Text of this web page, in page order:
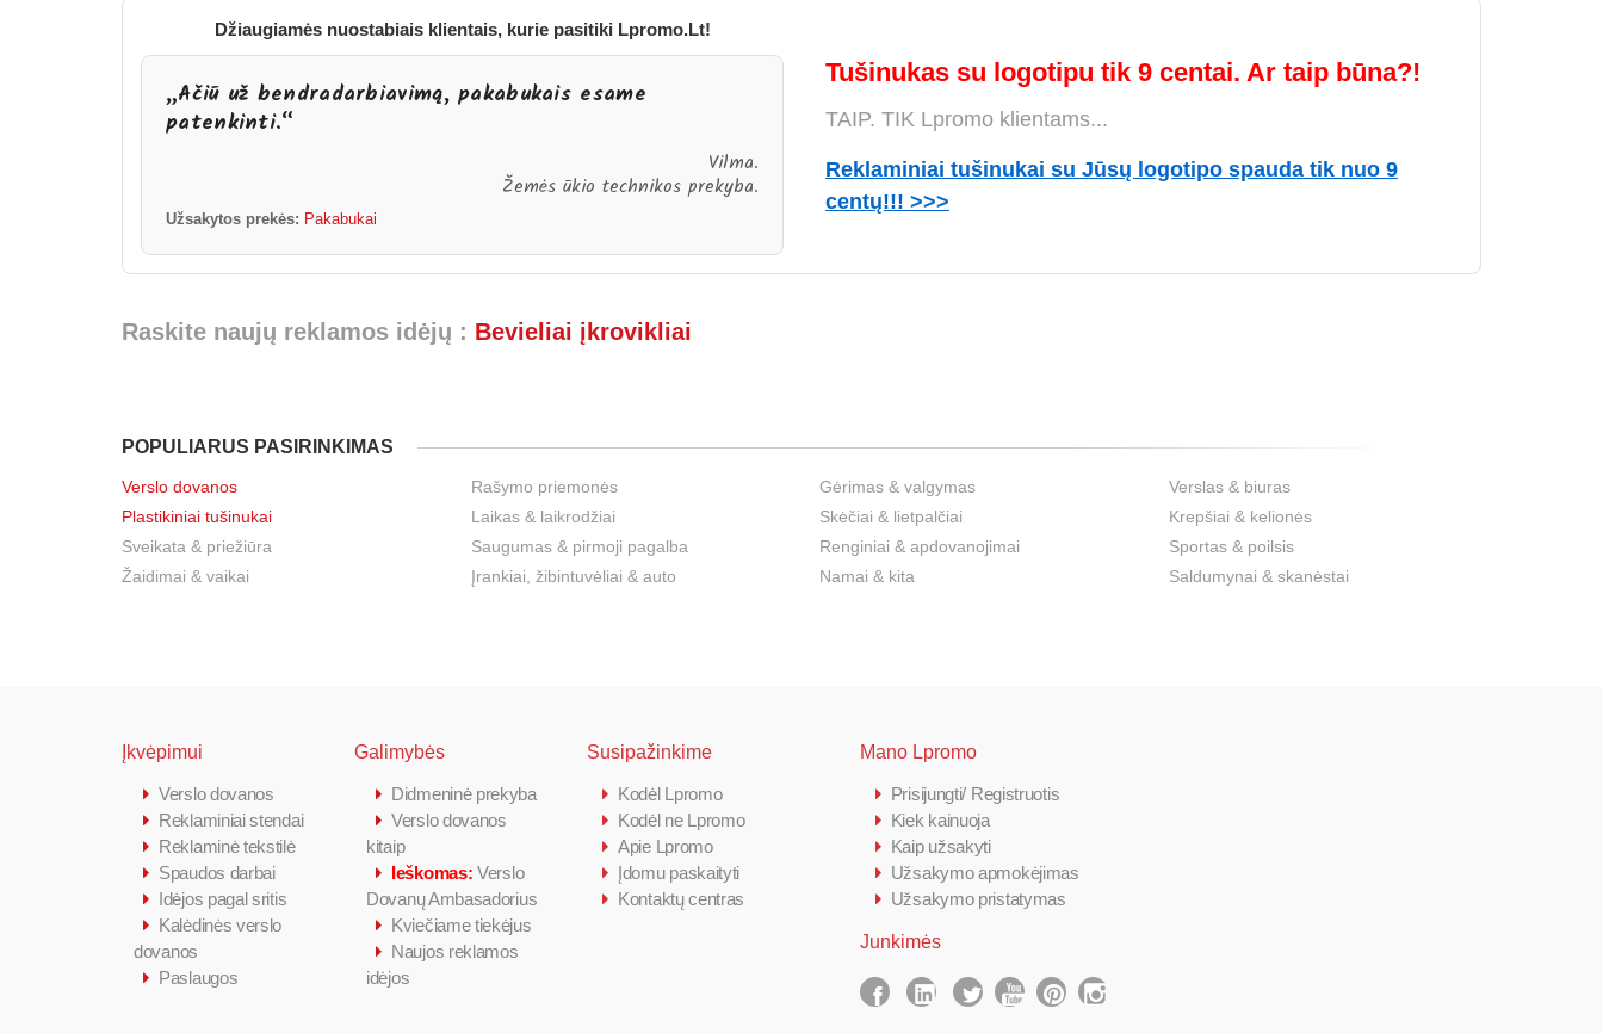
Džiaugiamės nuostabiais klientais, kurie pasitiki Lpromo.Lt!
„Ačiū už bendradarbiavimą, pakabukais esame
patenkinti.“
Vilma.
Žemės ūkio technikos prekyba.
Užsakytos prekės: Pakabukai
Tušinukas su logotipu tik 9 centai. Ar taip būna?!
TAIP. TIK Lpromo klientams...
Reklaminiai tušinukai su Jūsų logotipo spauda tik nuo 9
centų!!! >>>
Raskite naujų reklamos idėjų : Bevieliai įkrovikliai
POPULIARUS PASIRINKIMAS
Verslo dovanos
Plastikiniai tušinukai
Sveikata & priežiūra
Žaidimai & vaikai
Rašymo priemonės
Laikas & laikrodžiai
Saugumas & pirmoji pagalba
Įrankiai, žibintuvėliai & auto
Gėrimas & valgymas
Skėčiai & lietpalčiai
Renginiai & apdovanojimai
Namai & kita
Verslas & biuras
Krepšiai & kelionės
Sportas & poilsis
Saldumynai & skanėstai
Įkvėpimui
Verslo dovanos
Reklaminiai stendai
Reklaminė tekstilė
Spaudos darbai
Idėjos pagal sritis
Kalėdinės verslo
dovanos
Paslaugos
Galimybės
Didmeninė prekyba
Verslo dovanos
kitaip
Ieškomas: Verslo
Dovanų Ambasadorius
Kviečiame tiekėjus
Naujos reklamos
idėjos
Susipažinkime
Kodėl Lpromo
Kodėl ne Lpromo
Apie Lpromo
Įdomu paskaityti
Kontaktų centras
Mano Lpromo
Prisijungti/ Registruotis
Kiek kainuoja
Kaip užsakyti
Užsakymo apmokėjimas
Užsakymo pristatymas
Junkimės